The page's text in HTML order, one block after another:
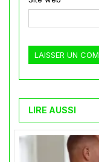
LIRE AUSSI